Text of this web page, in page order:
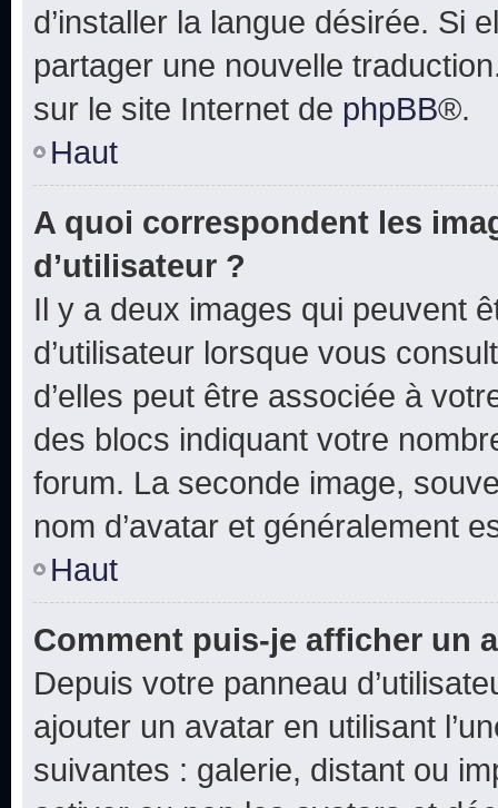
d’installer la langue désirée. Si
partager une nouvelle
sur le site Internet de phpBB®.
Haut
A quoi correspondent les
d’utilisateur ?
Il y a deux images qui peuvent
d’utilisateur lorsque vous
d’elles peut être associée à
des blocs indiquant votre
forum. La seconde image,
nom d’avatar et généralement
Haut
Comment puis-je afficher un
Depuis votre panneau
ajouter un avatar en utilisant
suivantes : galerie, distant ou